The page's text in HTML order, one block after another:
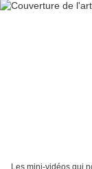
Les mini-vidéos qui